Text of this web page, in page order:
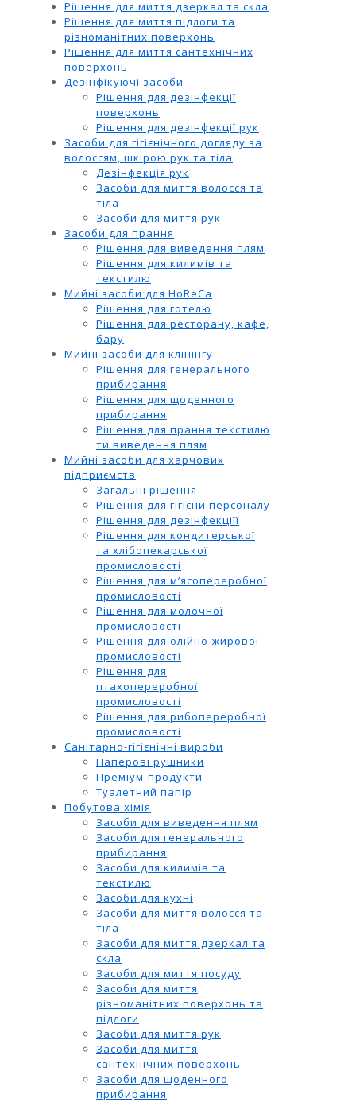
Рішення для миття дзеркал та скла
Рішення для миття підлоги та
різноманітних поверхонь
Рішення для миття сантехнічних
поверхонь
Дезінфікуючі засоби
Рішення для дезінфекції
поверхонь
Рішення для дезінфекції рук
Засоби для гігієнічного догляду за
волоссям, шкірою рук та тіла
Дезінфекція рук
Засоби для миття волосся та
тіла
Засоби для миття рук
Засоби для прання
Рішення для виведення плям
Рішення для килимів та
текстилю
Мийні засоби для HoReCa
Рішення для готелю
Рішення для ресторану, кафе,
бару
Мийні засоби для клінінгу
Рішення для генерального
прибирання
Рішення для щоденного
прибирання
Рішення для прання текстилю
ти виведення плям
Мийні засоби для харчових
підприємств
Загальні рішення
Рішення для гігієни персоналу
Рішення для дезінфекціїї
Рішення для кондитерської
та хлібопекарської
промисловості
Рішення для м’ясопереробної
промисловості
Рішення для молочної
промисловості
Рішення для олійно-жирової
промисловості
Рішення для
птахопереробної
промисловості
Рішення для рибопереробної
промисловості
Санітарно-гігієнічні вироби
Паперові рушники
Преміум-продукти
Туалетний папір
Побутова хімія
Засоби для виведення плям
Засоби для генерального
прибирання
Засоби для килимів та
текстилю
Засоби для кухні
Засоби для миття волосся та
тіла
Засоби для миття дзеркал та
скла
Засоби для миття посуду
Засоби для миття
різноманітних поверхонь та
підлоги
Засоби для миття рук
Засоби для миття
сантехнічних поверхонь
Засоби для щоденного
прибирання